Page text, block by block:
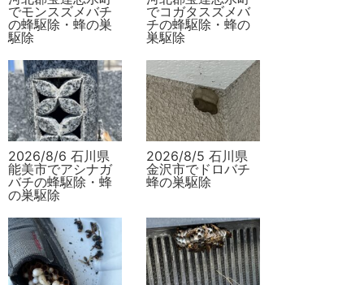
でモンスズメバチ
の蜂駆除・蜂の巣
駆除
でコガタスズメバ
チの蜂駆除・蜂の
巣駆除
2026/8/6 石川県
能美市でアシナガ
バチの蜂駆除・蜂
の巣駆除
2026/8/5 石川県
金沢市でドロバチ
蜂の巣駆除